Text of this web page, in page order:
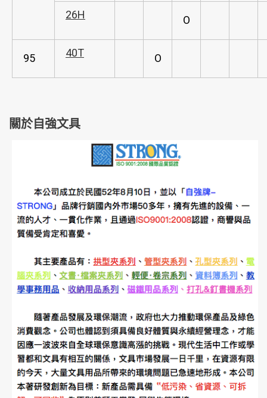
26H O
95 40T O
關於自強文具